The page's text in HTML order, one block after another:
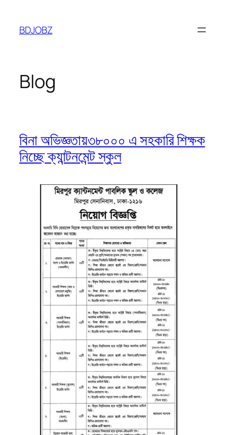
content
BDJOBZ
Blog
বিনা অভিজ্ঞতায়৩৮০০০ এ সহকারি শিক্ষক
নিচ্ছে ক্যান্টনমেন্ট স্কুল